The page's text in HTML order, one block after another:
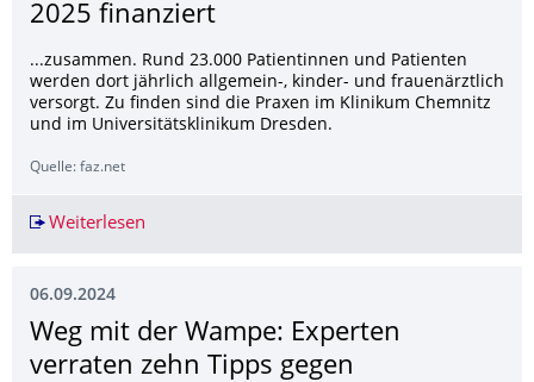
2025 finanziert
...zusammen. Rund 23.000 Patientinnen und Patienten
werden dort jährlich allgemein-, kinder- und frauenärztlich
versorgt. Zu finden sind die Praxen im Klinikum Chemnitz
und im Universitätsklinikum Dresden.
Quelle: faz.net
Weiterlesen
06.09.2024
Weg mit der Wampe: Experten
verraten zehn Tipps gegen